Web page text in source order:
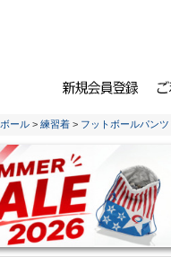
ール > 練習着 > フットボールパンツ